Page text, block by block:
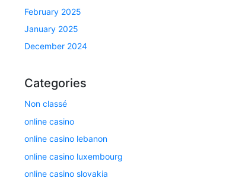
February 2025
January 2025
December 2024
Categories
Non classé
online casino
online casino lebanon
online casino luxembourg
online casino slovakia